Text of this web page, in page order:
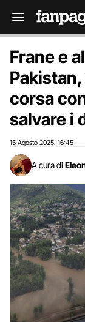
Frane e
corsa
salvare i
15 Agosto 2025 16:45
A cura di